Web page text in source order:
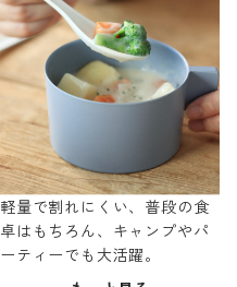
軽量で割れにくい、普段の食
卓はもちろん、キャンプやパ
ーティーでも大活躍。